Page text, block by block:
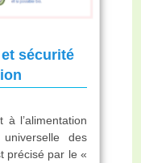
sécurité
à l’alimentation
des
précisé par le «